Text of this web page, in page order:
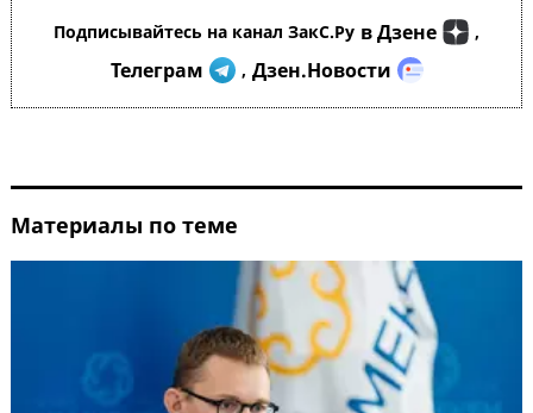
Подписывайтесь на канал ЗакС.Ру в Дзене ,
Телеграм , Дзен.Новости
Материалы по теме